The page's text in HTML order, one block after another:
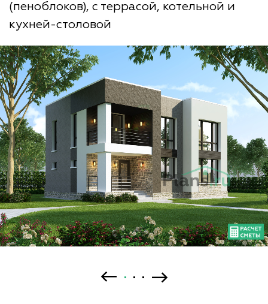
(пеноблоков), с террасой, котельной и
кухней-столовой